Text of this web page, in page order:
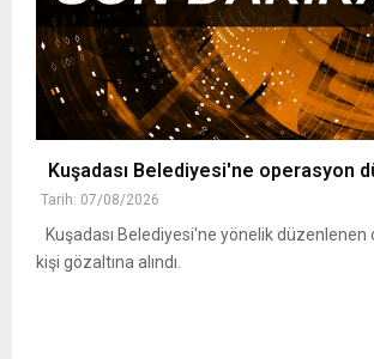
Kuşadası Belediyesi'ne operasyon
Tarih: 07/08/2026
Kuşadası Belediyesi'ne yönelik
kişi gözaltına alındı.